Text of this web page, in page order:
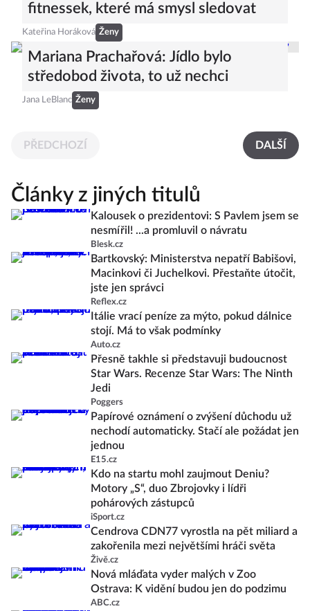
fitnessek, které má smysl sledovat
Kateřina Horáková Ženy
Mariana Prachařová: Jídlo bylo
středobod života, to už nechci
Jana LeBlanc Ženy
PŘEDCHOZÍ DALŠÍ
Články z jiných titulů
Kalousek o prezidentovi: S Pavlem jsem se
nesmířil! ...a promluvil o návratu
Blesk.cz
Bartkovský: Ministerstva nepatří Babišovi,
Macinkovi či Juchelkovi. Přestaňte útočit,
jste jen správci
Reflex.cz
Itálie vrací peníze za mýto, pokud dálnice
stojí. Má to však podmínky
Auto.cz
Přesně takhle si představuji budoucnost
Star Wars. Recenze Star Wars: The Ninth
Jedi
Poggers
Papírové oznámení o zvýšení důchodu už
nechodí automaticky. Stačí ale požádat jen
jednou
E15.cz
Kdo na startu mohl zaujmout Deniu?
Motory „S“, duo Zbrojovky i lídři
pohárových zástupců
iSport.cz
Cendrova CDN77 vyrostla na pět miliard a
zakořenila mezi největšími hráči světa
Živě.cz
Nová mláďata vyder malých v Zoo
Ostrava: K vidění budou jen do podzimu
ABC.cz